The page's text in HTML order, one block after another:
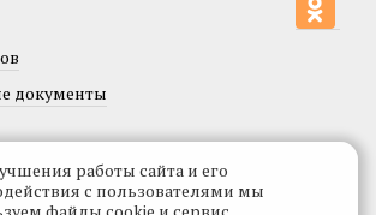
документы
работы сайта и его
с пользователями мы